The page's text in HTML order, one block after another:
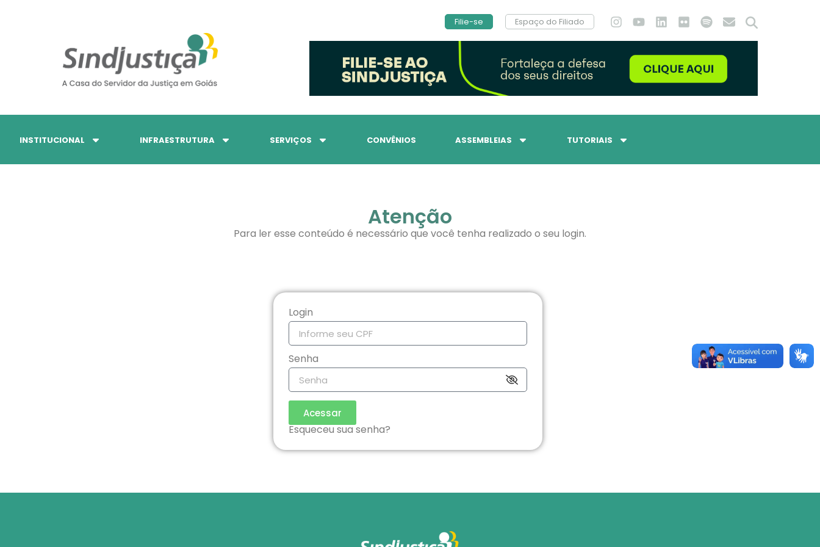
Filie-se Espaço do Filiado
INSTITUCIONAL INFRAESTRUTURA SERVIÇOS CONVÊNIOS ASSEMBLEIAS TUTORIAIS
Atenção
Para ler esse conteúdo é necessário que você tenha realizado o seu login.
Login
Senha
Acessar
Esqueceu sua senha?